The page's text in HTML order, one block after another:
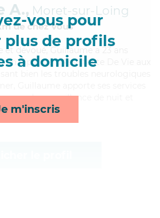
vous pour
plus de profils
à domicile
m'inscris
A., Moret-sur-Loing
de chez Vous
et dévoué, Guillaume a 23 ans
un diplôme d'Assistante De Vie aux
rappels, surveillance de nuit et
ménage*